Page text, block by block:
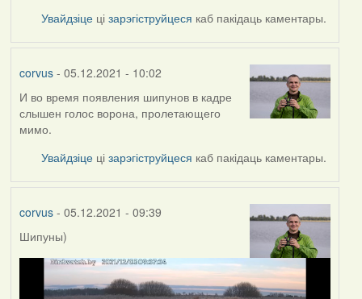
Увайдзіце цізарэгіструйцеся каб пакідаць каментары.
corvus- 05.12.2021 - 10:02
И во время появления шипунов в кадре
слышен голос ворона, пролетающего
мимо.
Увайдзіце цізарэгіструйцеся каб пакідаць каментары.
corvus- 05.12.2021 - 09:39
Шипуны)